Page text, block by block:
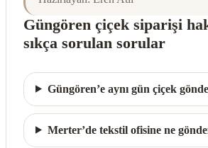
Güngören çiçek siparişi
sıkça sorulan sorular
Güngören’e aynı gün çiçek
Merter’de tekstil ofisine ne